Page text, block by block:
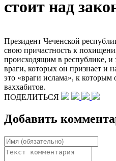
стоит над
Президент Чеченской
свою причастность к
происходящим в республике, и
враги, которых он признает и
это «враги ислама», к которым
ваххабитов.
ПОДЕЛИТЬСЯ
Добавить